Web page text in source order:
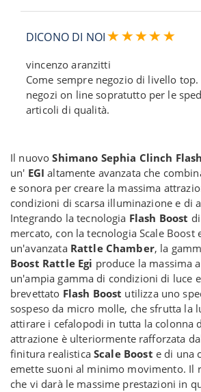
DICONO DI NOI
vincenzo aranzitti
Come sempre negozio di livello
negozi on line sopratutto per le
articoli di qualità.
Il nuovoShimano Sephia Clinch
un' EGI altamente avanzata che
e sonora per creare la massima
condizioni di scarsa illuminazione e di
Integrando la tecnologia Flash Boost
mercato, con la tecnologia Scale Boost
un'avanzata Rattle Chamber, la
Boost Rattle Egi produce la massima
un'ampia gamma di condizioni di luce
brevettato Flash Boost utilizza uno
sospeso da micro molle, che sfrutta la
attirare i cefalopodi in tutta la colonna
attrazione è ulteriormente rafforzata
finitura realisticaScale Boost e di una
emette suoni al minimo movimento. Il
che vi darà le massime prestazioni in